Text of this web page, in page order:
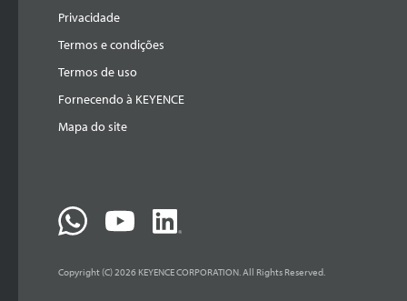
Privacidade
Termos e condições
Termos de uso
Fornecendo à KEYENCE
Mapa do site
Copyright (C) 2026 KEYENCE CORPORATION. All Rights Reserved.